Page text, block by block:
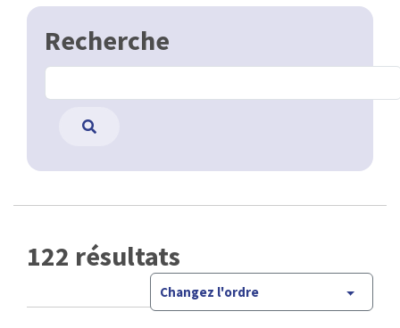
Recherche
122 résultats
Changez l'ordre